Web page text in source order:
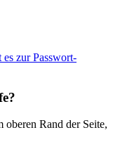
es zur Passwort-
oberen Rand der Seite,